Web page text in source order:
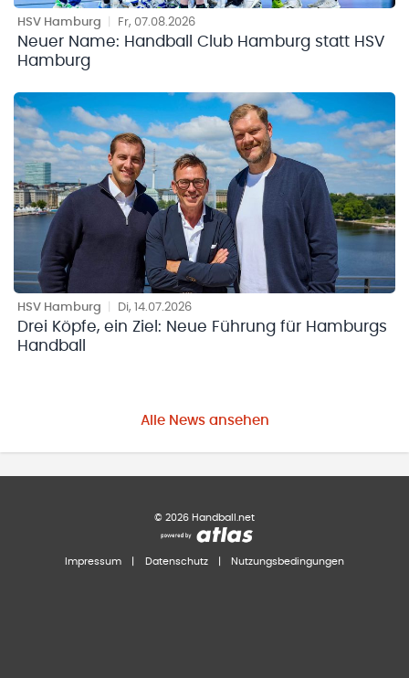
HSV Hamburg Fr, 07.08.2026
Neuer Name: Handball Club Hamburg statt HSV
Hamburg
HSV Hamburg Di, 14.07.2026
Drei Köpfe, ein Ziel: Neue Führung für Hamburgs
Handball
Alle News ansehen
© 2026 Handball.net
Impressum Datenschutz Nutzungsbedingungen